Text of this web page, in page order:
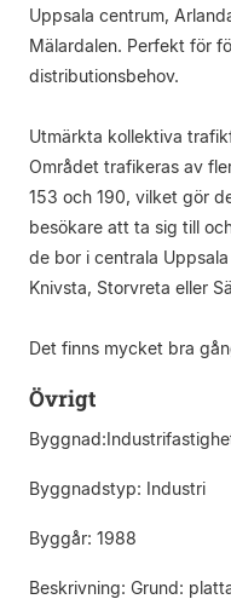
Uppsala centrum,
Mälardalen. Perfekt för
distributionsbehov.
Utmärkta kollektiva
Området trafikeras av
153 och 190, vilket gör
besökare att ta sig till
de bor i centrala
Knivsta, Storvreta eller
Det finns mycket bra
Övrigt
Byggnadstyp: Industri
Byggår: 1988
Beskrivning: Grund: